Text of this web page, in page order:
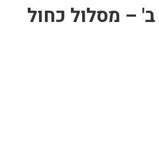
– מסלול כחול